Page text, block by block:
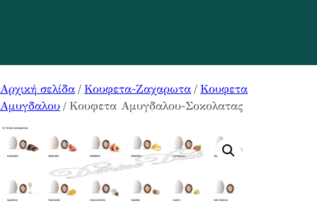
Αρχική σελίδα / Κουφετα-Ζαχαρωτα / Κουφετα
Αμυγδαλου / Κουφετα Αμυγδαλου-Σοκολατας